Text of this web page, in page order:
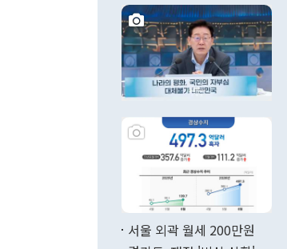
서울 외곽 월세 200만원